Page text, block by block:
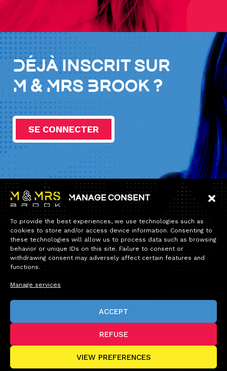
Manage consent
To provide the best experiences, we use technologies such as
cookies to store and/or access device information. Consenting to
these technologies will allow us to process data such as browsing
behavior or unique IDs on this site. Failure to consent or
withdrawing consent may adversely affect certain features and
functions.
Manage services
ACCEPT
REFUSE
VIEW PREFERENCES
Déjà inscrit sur
M & Mrs Brook ?
SE CONNECTER
19 rue de Reims
94700 Maisons-Alfort
E-mail :contact@andybrook.fr
Information
Home
Collection
Contact us
© Andybrook 2025 - All rights reserved Design by Blacklight.pro
Chers clients,
Notre permanence téléphonique sera fermée du lundi 10 août
au dimanche 23 août inclus.
Durant cette période, toutes vos commandes seront bien prises
d’habitude. Seule la permanence téléphonique sera
Pour toute demande, notre service après-vente reste joignable
par e-mail à :office@andybrook.fr
Nous vous souhaitons à toutes et à tous de très belles
vacances et vous donnons rendez-vous à notre retour, en pleine